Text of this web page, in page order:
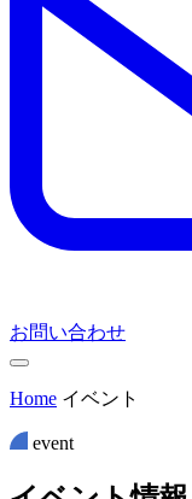
お問い合わせ
Home イベント
event